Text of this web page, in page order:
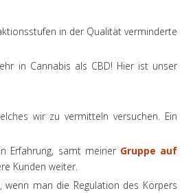
in der Qualität verminderte
in Cannabis als CBD! Hier ist unser
wir zu vermitteln versuchen. Ein
Erfahrung, samt meiner Gruppe auf
Kunden weiter.
man die Regulation des Körpers